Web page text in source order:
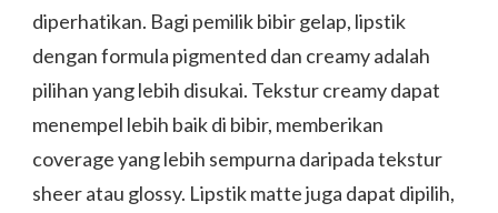
diperhatikan. Bagi pemilik bibir gelap, lipstik
dengan formula pigmented dan creamy adalah
pilihan yang lebih disukai. Tekstur creamy dapat
menempel lebih baik di bibir, memberikan
coverage yang lebih sempurna daripada tekstur
sheer atau glossy. Lipstik matte juga dapat dipilih,